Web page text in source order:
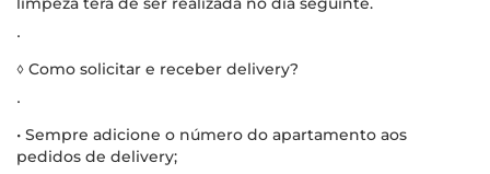
∙
◊ Como solicitar e receber delivery?
∙
• Sempre adicione o número do apartamento aos
pedidos de delivery;